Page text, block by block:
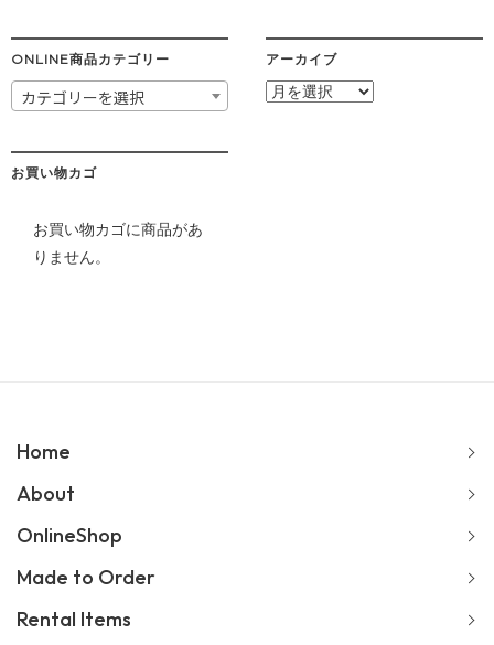
ONLINE商品カテゴリー
カテゴリーを選択
アーカイブ
ア
お買い物カゴ
お買い物カゴに商品があ
りません。
Home
About
OnlineShop
Made to Order
Rental Items